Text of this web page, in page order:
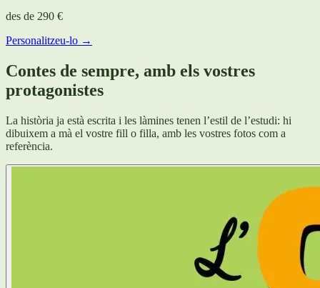
des de 290 €
Personalitzeu-lo →
Contes de sempre, amb els vostres
protagonistes
La història ja està escrita i les làmines tenen l’estil de l’estudi: hi
dibuixem a mà el vostre fill o filla, amb les vostres fotos com a
referència.